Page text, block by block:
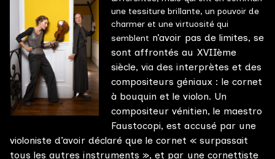
une tessiture brillante, un pouvoir de
charmer et une virtuosité qui
semblent n’avoir pas de limites, se
sont affrontés au XVIIème
siècle, via des interprètes et des
compositeurs géniaux : le cornet
à bouquin et le violon. Un
compositeur vénitien, le maestro
Faustocopi, est accusé par une
violoniste d’avoir déclaré que le cornet « surpassait
tous les autres instruments », et par une cornettiste